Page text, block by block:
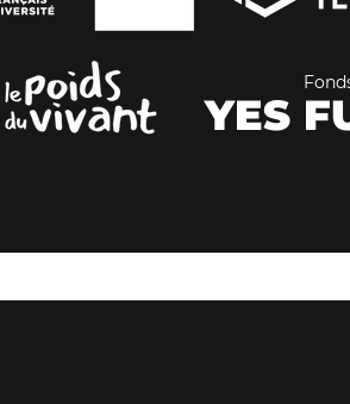
YES